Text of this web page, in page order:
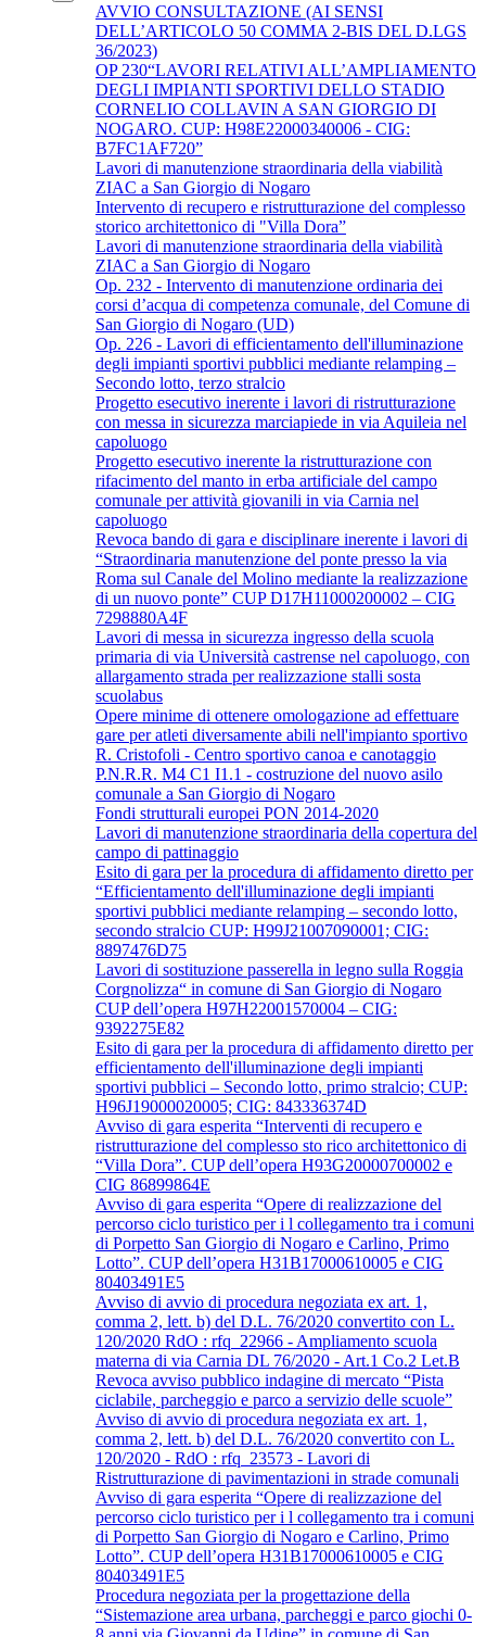
AVVIO CONSULTAZIONE (AI SENSI
DELL’ARTICOLO 50 COMMA 2-BIS DEL D.LGS
36/2023)
OP 230“LAVORI RELATIVI ALL’AMPLIAMENTO
DEGLI IMPIANTI SPORTIVI DELLO STADIO
CORNELIO COLLAVIN A SAN GIORGIO DI
NOGARO. CUP: H98E22000340006 - CIG:
B7FC1AF720”
Lavori di manutenzione straordinaria della viabilità
ZIAC a San Giorgio di Nogaro
Intervento di recupero e ristrutturazione del complesso
storico architettonico di "Villa Dora”
Lavori di manutenzione straordinaria della viabilità
ZIAC a San Giorgio di Nogaro
Op. 232 - Intervento di manutenzione ordinaria dei
corsi d’acqua di competenza comunale, del Comune di
San Giorgio di Nogaro (UD)
Op. 226 - Lavori di efficientamento dell'illuminazione
degli impianti sportivi pubblici mediante relamping –
Secondo lotto, terzo stralcio
Progetto esecutivo inerente i lavori di ristrutturazione
con messa in sicurezza marciapiede in via Aquileia nel
capoluogo
Progetto esecutivo inerente la ristrutturazione con
rifacimento del manto in erba artificiale del campo
comunale per attività giovanili in via Carnia nel
capoluogo
Revoca bando di gara e disciplinare inerente i lavori di
“Straordinaria manutenzione del ponte presso la via
Roma sul Canale del Molino mediante la realizzazione
di un nuovo ponte” CUP D17H11000200002 – CIG
7298880A4F
Lavori di messa in sicurezza ingresso della scuola
primaria di via Università castrense nel capoluogo, con
allargamento strada per realizzazione stalli sosta
scuolabus
Opere minime di ottenere omologazione ad effettuare
gare per atleti diversamente abili nell'impianto sportivo
R. Cristofoli - Centro sportivo canoa e canotaggio
P.N.R.R. M4 C1 I1.1 - costruzione del nuovo asilo
comunale a San Giorgio di Nogaro
Fondi strutturali europei PON 2014-2020
Lavori di manutenzione straordinaria della copertura del
campo di pattinaggio
Esito di gara per la procedura di affidamento diretto per
“Efficientamento dell'illuminazione degli impianti
sportivi pubblici mediante relamping – secondo lotto,
secondo stralcio CUP: H99J21007090001; CIG:
8897476D75
Lavori di sostituzione passerella in legno sulla Roggia
Corgnolizza“ in comune di San Giorgio di Nogaro
CUP dell’opera H97H22001570004 – CIG:
9392275E82
Esito di gara per la procedura di affidamento diretto per
efficientamento dell'illuminazione degli impianti
sportivi pubblici – Secondo lotto, primo stralcio; CUP:
H96J19000020005; CIG: 843336374D
Avviso di gara esperita “Interventi di recupero e
ristrutturazione del complesso sto rico architettonico di
“Villa Dora”. CUP dell’opera H93G20000700002 e
CIG 86899864E
Avviso di gara esperita “Opere di realizzazione del
percorso ciclo turistico per i l collegamento tra i comuni
di Porpetto San Giorgio di Nogaro e Carlino, Primo
Lotto”. CUP dell’opera H31B17000610005 e CIG
80403491E5
Avviso di avvio di procedura negoziata ex art. 1,
comma 2, lett. b) del D.L. 76/2020 convertito con L.
120/2020 RdO : rfq_22966 - Ampliamento scuola
materna di via Carnia DL 76/2020 - Art.1 Co.2 Let.B
Revoca avviso pubblico indagine di mercato “Pista
ciclabile, parcheggio e parco a servizio delle scuole”
Avviso di avvio di procedura negoziata ex art. 1,
comma 2, lett. b) del D.L. 76/2020 convertito con L.
120/2020 - RdO : rfq_23573 - Lavori di
Ristrutturazione di pavimentazioni in strade comunali
Avviso di gara esperita “Opere di realizzazione del
percorso ciclo turistico per i l collegamento tra i comuni
di Porpetto San Giorgio di Nogaro e Carlino, Primo
Lotto”. CUP dell’opera H31B17000610005 e CIG
80403491E5
Procedura negoziata per la progettazione della
“Sistemazione area urbana, parcheggi e parco giochi 0-